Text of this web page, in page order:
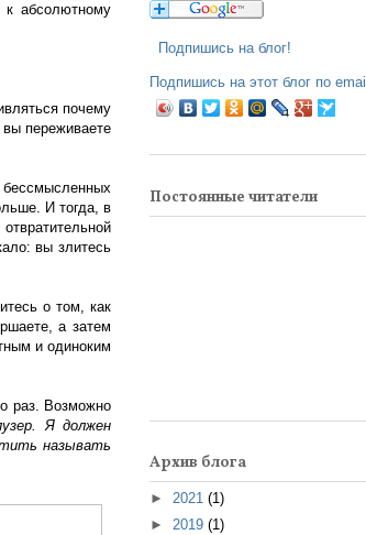
абсолютному
почему
вы переживаете
И тогда, в
вы злитесь
о том, как
а затем
и одиноким
раз. Возможно
Я должен
называть
Подпишись на блог!
Подпишись на этот блог по email
Постоянные читатели
Архив блога
► 2021 (1)
► 2019 (1)